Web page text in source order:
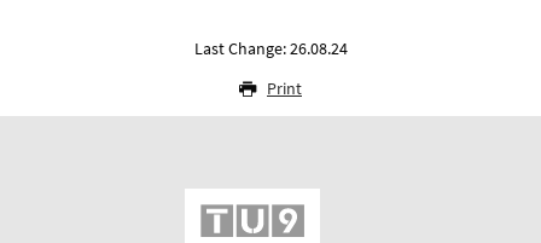
Last Change: 26.08.24
Print